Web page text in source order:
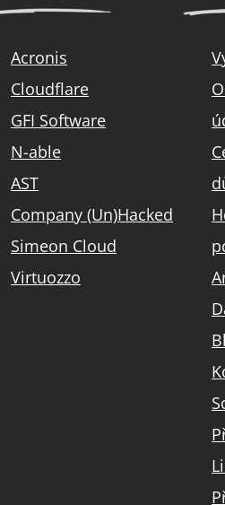
Acronis
Cloudflare
GFI Software
N-able
AST
Company (Un)Hacked
Simeon Cloud
Virtuozzo